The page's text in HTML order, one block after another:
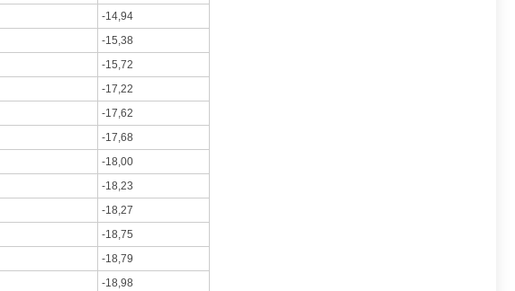
-14,94
-15,38
-15,72
-17,22
-17,62
-17,68
-18,00
-18,23
-18,27
-18,75
-18,79
-18,98